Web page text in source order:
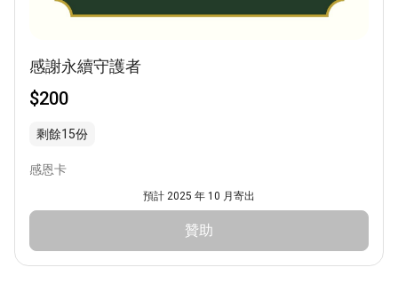
感謝永續守護者
$200
剩餘15份
感恩卡
預計 2025 年 10 月寄出
贊助